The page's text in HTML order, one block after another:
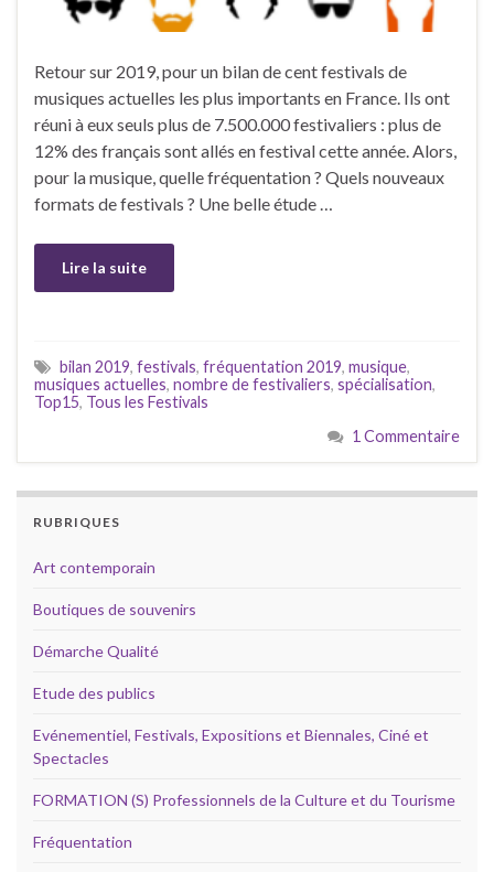
Retour sur 2019, pour un bilan de cent festivals de
musiques actuelles les plus importants en France. Ils ont
réuni à eux seuls plus de 7.500.000 festivaliers : plus de
12% des français sont allés en festival cette année. Alors,
pour la musique, quelle fréquentation ? Quels nouveaux
formats de festivals ? Une belle étude …
Lire la suite
bilan 2019, festivals, fréquentation 2019, musique,
musiques actuelles, nombre de festivaliers, spécialisation,
Top15, Tous les Festivals
1 Commentaire
RUBRIQUES
Art contemporain
Boutiques de souvenirs
Démarche Qualité
Etude des publics
Evénementiel, Festivals, Expositions et Biennales, Ciné et
Spectacles
FORMATION (S) Professionnels de la Culture et du Tourisme
Fréquentation